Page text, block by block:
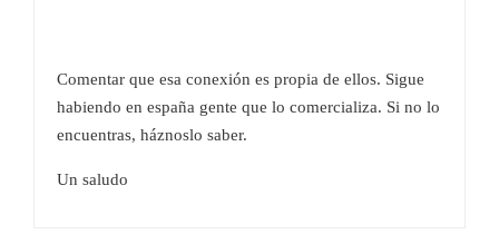
Comentar que esa conexión es propia de ellos. Sigue
habiendo en españa gente que lo comercializa. Si no lo
encuentras, háznoslo saber.
Un saludo